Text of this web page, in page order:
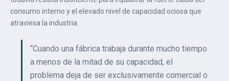
consumo interno y el elevado nivel de capacidad ociosa que
atraviesa la industria.
“Cuando una fábrica trabaja durante mucho tiempo
a menos de la mitad de su capacidad, el
problema deja de ser exclusivamente comercial o